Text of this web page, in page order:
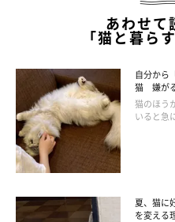
猫は寒いときに、団子のよう
空気に触れる体の
上がることはできないため、
う。
あわせて
「猫と暮ら
自分から
猫 嫌が
猫のほう
いると急
夏、猫に
を変える